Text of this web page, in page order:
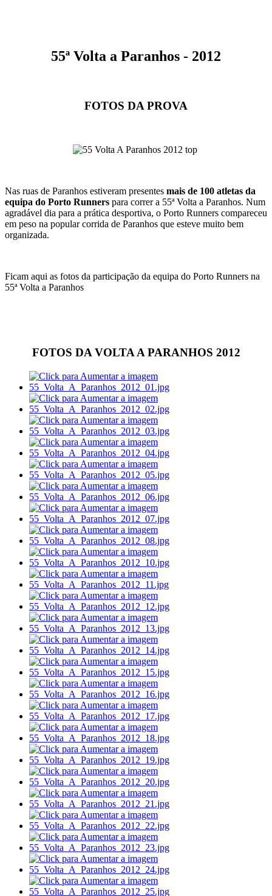
55ª Volta a Paranhos - 2012
FOTOS DA PROVA
Nas ruas de Paranhos estiveram presentes mais de 100 atletas da
equipa do Porto Runners para correr a 55ª Volta a Paranhos. Num
agradável dia para a prática desportiva, o Porto Runners compareceu
em peso na popular corrida de Paranhos que esteve muito bem
organizada.
Ficam aqui as fotos da participação da equipa do Porto Runners na
55ª Volta a Paranhos
FOTOS DA VOLTA A PARANHOS 2012